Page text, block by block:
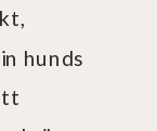
hunds